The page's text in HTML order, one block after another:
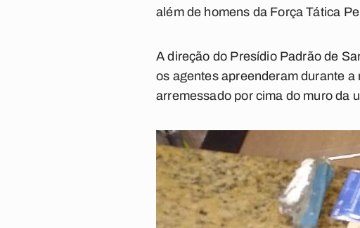
além de homens da Força Tática
A direção do Presídio Padrão de
os agentes apreenderam durante
arremessado por cima do muro da